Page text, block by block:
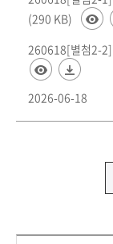
(290 KB)
260618[별첨2-2]
2026-06-18